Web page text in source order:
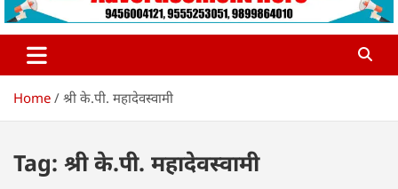
Home श्री के.पी. महादेवस्वामी
Tag: श्री के.पी. महादेवस्वामी